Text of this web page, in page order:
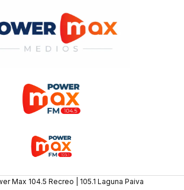
Max 104.5 Recreo | 105.1 Laguna Paiva